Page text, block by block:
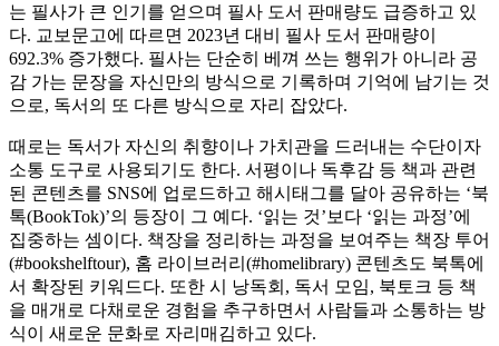
는 필사가 큰 인기를 얻으며 필사 도서 판매량도 급증하고 있
다. 교보문고에 따르면 2023년 대비 필사 도서 판매량이
692.3% 증가했다. 필사는 단순히 베껴 쓰는 행위가 아니라 공
감 가는 문장을 자신만의 방식으로 기록하며 기억에 남기는 것
으로, 독서의 또 다른 방식으로 자리 잡았다.
때로는 독서가 자신의 취향이나 가치관을 드러내는 수단이자
소통 도구로 사용되기도 한다. 서평이나 독후감 등 책과 관련
된 콘텐츠를 SNS에 업로드하고 해시태그를 달아 공유하는 ‘북
톡(BookTok)’의 등장이 그 예다. ‘읽는 것’보다 ‘읽는 과정’에
집중하는 셈이다. 책장을 정리하는 과정을 보여주는 책장 투어
(#bookshelftour), 홈 라이브러리(#homelibrary) 콘텐츠도 북톡에
서 확장된 키워드다. 또한 시 낭독회, 독서 모임, 북토크 등 책
을 매개로 다채로운 경험을 추구하면서 사람들과 소통하는 방
식이 새로운 문화로 자리매김하고 있다.